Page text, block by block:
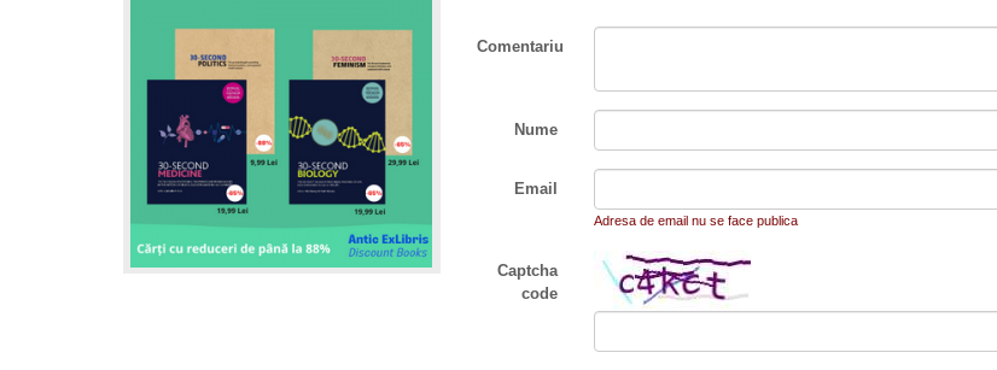
Comentariu
Nume
Email
Adresa de email nu se face publica
Captcha
code